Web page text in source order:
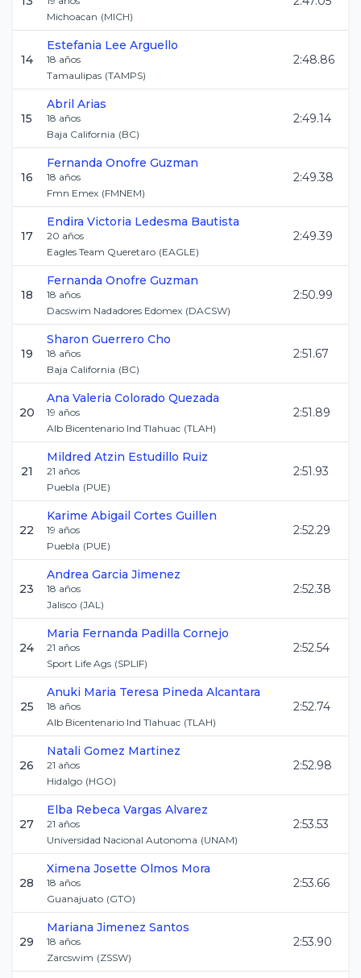
Michoacan (MICH)
14
Estefania Lee Arguello
18 años
Tamaulipas (TAMPS)
2:48.86
15
Abril Arias
18 años
Baja California (BC)
2:49.14
16
Fernanda Onofre Guzman
18 años
Fmn Emex (FMNEM)
2:49.38
17
Endira Victoria Ledesma Bautista
20 años
Eagles Team Queretaro (EAGLE)
2:49.39
18
Fernanda Onofre Guzman
18 años
Dacswim Nadadores Edomex (DACSW)
2:50.99
19
Sharon Guerrero Cho
18 años
Baja California (BC)
2:51.67
20
Ana Valeria Colorado Quezada
19 años
Alb Bicentenario Ind Tlahuac (TLAH)
2:51.89
21
Mildred Atzin Estudillo Ruiz
21 años
Puebla (PUE)
2:51.93
22
Karime Abigail Cortes Guillen
19 años
Puebla (PUE)
2:52.29
23
Andrea Garcia Jimenez
18 años
Jalisco (JAL)
2:52.38
24
Maria Fernanda Padilla Cornejo
21 años
Sport Life Ags (SPLIF)
2:52.54
25
Anuki Maria Teresa Pineda Alcantara
18 años
Alb Bicentenario Ind Tlahuac (TLAH)
2:52.74
26
Natali Gomez Martinez
21 años
Hidalgo (HGO)
2:52.98
27
Elba Rebeca Vargas Alvarez
21 años
Universidad Nacional Autonoma (UNAM)
2:53.53
28
Ximena Josette Olmos Mora
18 años
Guanajuato (GTO)
2:53.66
29
Mariana Jimenez Santos
18 años
Zarcswim (ZSSW)
2:53.90